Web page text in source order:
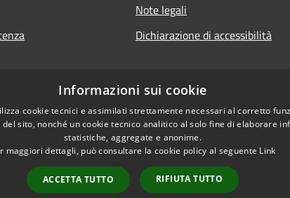
Note legali
Dichiarazione di accessibilità
Informazioni sui cookie
cookie tecnici e assimilati strettamente necessari al corretto
sito, nonché un cookie tecnico analitico al solo fine di elaborare
statistiche, aggregate e anonime.
maggiori dettagli, può consultare la cookie policy al seguente Link
ACCETTA TUTTO RIFIUTA TUTTO